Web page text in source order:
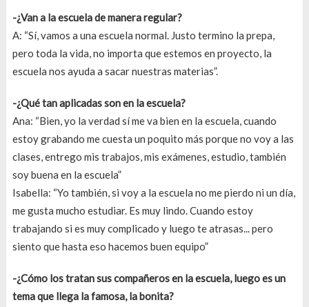
-¿Van a la escuela de manera regular?
A: “Sí, vamos a una escuela normal. Justo termino la prepa,
pero toda la vida, no importa que estemos en proyecto, la
escuela nos ayuda a sacar nuestras materias”.
-¿Qué tan aplicadas son en la escuela?
Ana: “Bien, yo la verdad sí me va bien en la escuela, cuando
estoy grabando me cuesta un poquito más porque no voy a las
clases, entrego mis trabajos, mis exámenes, estudio, también
soy buena en la escuela”
Isabella: “Yo también, si voy a la escuela no me pierdo ni un día,
me gusta mucho estudiar. Es muy lindo. Cuando estoy
trabajando si es muy complicado y luego te atrasas... pero
siento que hasta eso hacemos buen equipo”
-¿Cómo los tratan sus compañeros en la escuela, luego es un
tema que llega la famosa, la bonita?